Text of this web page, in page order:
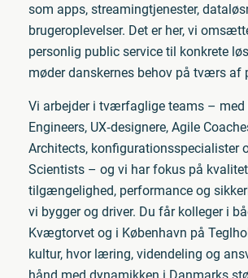
som apps, streamingtjenester,
brugeroplevelser. Det er her, vi
personlig public service til konkrete
møder danskernes behov på tværs af
Vi arbejder i tværfaglige teams – med
Engineers, UX‑designere, Agile
Architects, konfigurationsspecialister
Scientists – og vi har fokus på
tilgængelighed, performance og
vi bygger og driver. Du får kolleger i
Kvægtorvet og i København på
kultur, hvor læring, videndeling og